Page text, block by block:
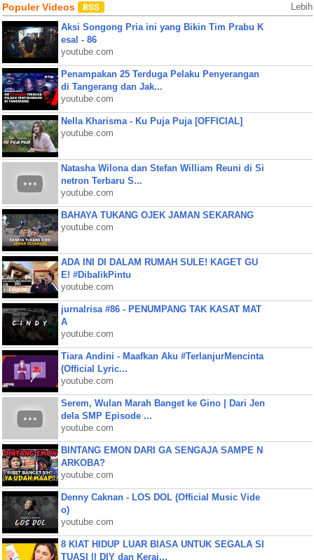
Populer Videos Lebih
Aksi Songong Pria ini yang Bikin Tim Prabu K
esal - 86
youtube.com
Penampakan 25 Terduga Pelaku Penyerangan
di Tangerang dan Jak...
youtube.com
Nella Kharisma - Ku Puja Puja [OFFICIAL]
youtube.com
Natasha Wilona dan Stefan William Reuni di Si
netron Terbaru S...
youtube.com
BAHAYA TUKANG OJEK JAMAN SEKARANG
youtube.com
ADA INI DI DALAM RUMAH SULE! KAGET GU
E! #DibalikPintu
youtube.com
jurnalrisa #86 - PENUMPANG TAK KASAT MAT
A
youtube.com
Tiara Andini - Maafkan Aku #TerlanjurMencinta
(Official Lyric...
youtube.com
Serem, Wulan Marah Banget ke Gino | Dari Jen
dela SMP Episode ...
youtube.com
BINTANG EMON DARI GA SENGAJA SAMPE N
ARKOBA?
youtube.com
Denny Caknan - LOS DOL (Official Music Vide
o)
youtube.com
8 KIAT HIDUP LUAR BIASA UNTUK SEGALA SI
TUASI || DIY dan Keraj...